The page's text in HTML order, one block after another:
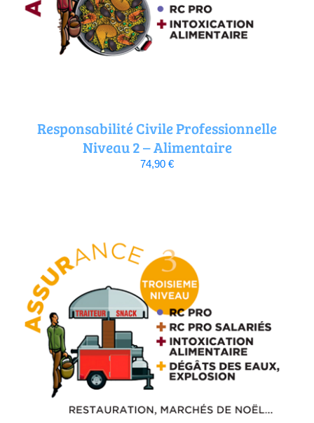
Responsabilité Civile Professionnelle
Niveau 2 – Alimentaire
74,90 €